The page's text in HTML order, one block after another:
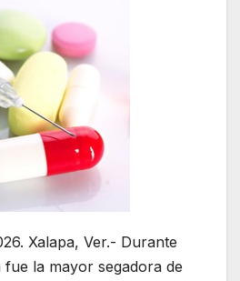
Xalapa, Ver.- Durante
fue la mayor segadora de